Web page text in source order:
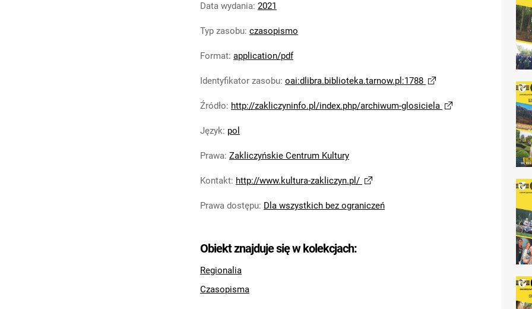
Data wydania: 2021
Typ zasobu: czasopismo
Format: application/pdf
Identyfikator zasobu: oai:dlibra.biblioteka.tarnow.pl:1788
Źródło: http://zakliczyninfo.pl/index.php/archiwum-glosiciela
Język: pol
Prawa: Zakliczyńskie Centrum Kultury
Kontakt: http://www.kultura-zakliczyn.pl/
Prawa dostępu: Dla wszystkich bez ograniczeń
Obiekt znajduje się w kolekcjach:
Regionalia
Czasopisma